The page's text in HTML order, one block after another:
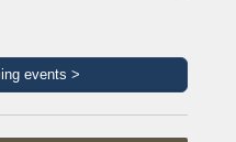
events >